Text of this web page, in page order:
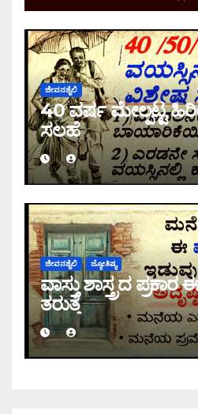
ಜೀವನಶೈಲಿ
40 ವರ್ಷ ಮೇಲ್ಪಟ್ಟ
ಸಲಹೆ
ಜೀವನಶೈಲಿ ಜ್ಯೋತಿಷ್ಯ
ವಾಸ್ತು ಶಾಸ್ತ್ರದ ಪ್ರಕಾರ
ತರುತ್ತೆ